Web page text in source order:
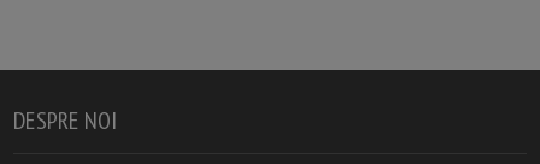
DESPRE NOI